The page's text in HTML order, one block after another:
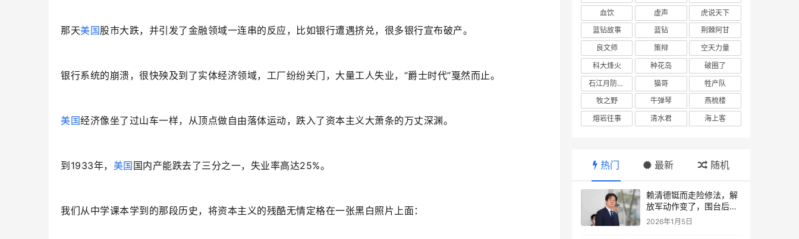
那天美国股市大跌，并引发了金融领域一连串的反应，比如银行遭遇挤兑，很多银行宣布破产。
银行系统的崩溃，很快殃及到了实体经济领域，工厂纷纷关门，大量工人失业，“爵士时代”戛然而止。
美国经济像坐了过山车一样，从顶点做自由落体运动，跌入了资本主义大萧条的万丈深渊。
到1933年， 美国 国内产能跌去了三分之一，失业率高达25%。
我们从中学课本学到的那段历史，将资本主义的残酷无情定格在一张黑白照片上面：
血饮
虚声
虎说天下
蓝钻故事
蓝钻
荆棘阿甘
良文师
策辩
空天力量
科大烽火
种花岛
破圈了
石江月防务观察
猫哥
牲产队
牧之野
牛弹琴
燕梳楼
熔岩往事
清水君 海上客
热门 最新 随机
赖清德铤而走险修法，解
放军动作变了，围台后的
“真正杀招”曝光
2026年1月5日